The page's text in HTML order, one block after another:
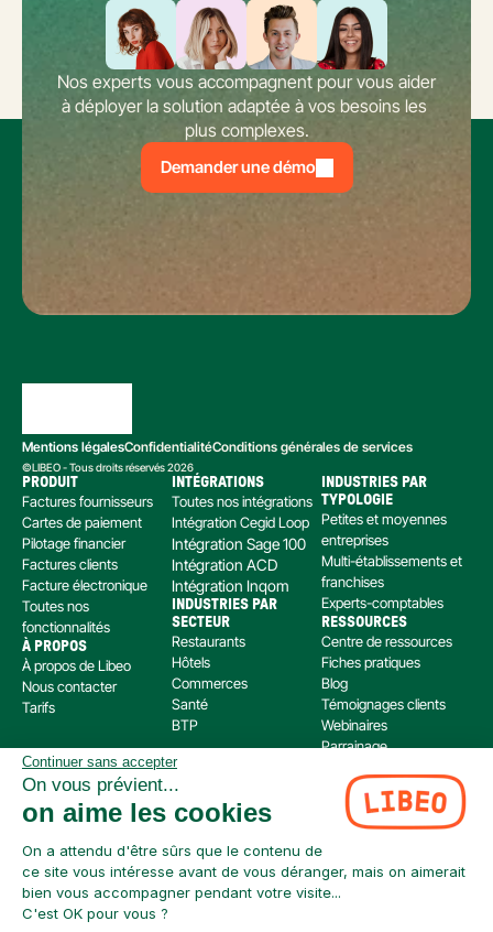
Nos experts vous accompagnent pour vous aider
à déployer la solution adaptée à vos besoins les
plus complexes.
Demander une démo
Mentions légalesConfidentialitéConditions générales de services
©LIBEO - Tous droits réservés 2026
Libeo, société par actions simplifiée immatriculée au RCS de Créteil, dont le siège social
est situé au 112 Avenue de Paris, 94300 Vincennes, est enregistré auprès de l’Organisme
pour le Registre Unique des Intermédiaires en assurance, banque et finance (ORIAS) sous
le numéro 220 063 49 en tant que (i) courtier en opérations de banque et en services de
paiement (COBSP) et (ii) mandataire non exclusif en opération de Banque et Service de
Paiement (MOBSP) de la société SWAN (SIREN: 853 827 103). Les immatriculations COBSP
et MOBSP peuvent être vérifiées à tout moment sur le répertoire ORIAS accessible à
l’adresse suivante :
https://www.orias.fr/
PRODUIT
Factures fournisseurs
Cartes de paiement
Pilotage financier
Factures clients
Facture électronique
Toutes nos
fonctionnalités
À PROPOS
À propos de Libeo
Nous contacter
Tarifs
INTÉGRATIONS
Toutes nos intégrations
Intégration Cegid Loop
Intégration Sage 100
Intégration ACD
Intégration Inqom
INDUSTRIES PAR
SECTEUR
Restaurants
Hôtels
Commerces
Santé
BTP
INDUSTRIES PAR
TYPOLOGIE
Petites et moyennes
entreprises
Multi-établissements et
franchises
Experts-comptables
RESSOURCES
Centre de ressources
Fiches pratiques
Blog
Témoignages clients
Webinaires
Parrainage
Continuer sans accepter
On vous prévient...
on aime les cookies
On a attendu d'être sûrs que le contenu de
ce site vous intéresse avant de vous déranger, mais on aimerait
bien vous accompagner pendant votre visite...
C'est OK pour vous ?